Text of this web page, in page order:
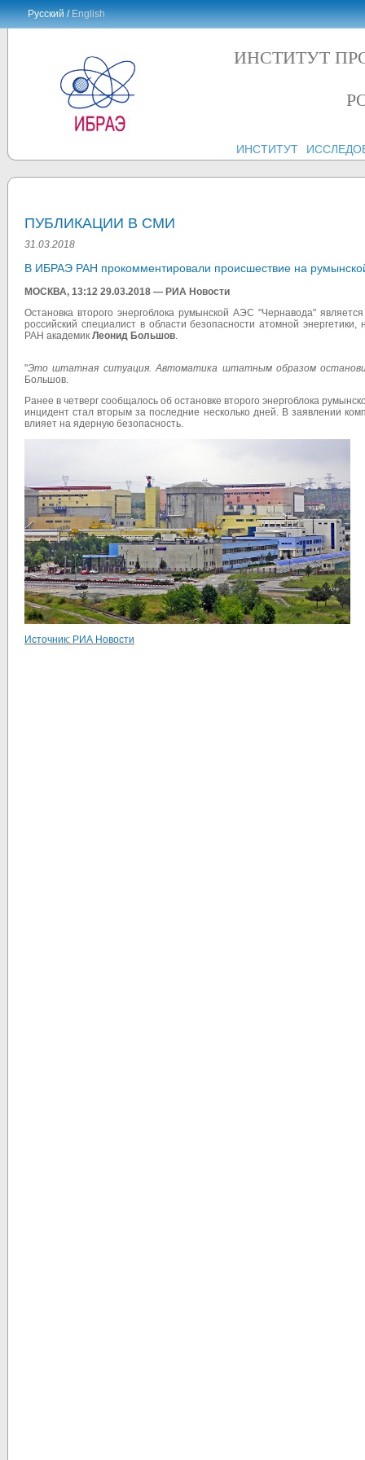
Русский /English
ИНСТИТУТ
ИНСТИТУТ
ПУБЛИКАЦИИ В СМИ
31.03.2018
В ИБРАЭ РАН прокомментировали происшествие на
МОСКВА, 13:12 29.03.2018 — РИА Новости
Остановка второго энергоблока румынской АЭС "Чернавода"
российский специалист в области безопасности атомной
РАН академик Леонид Большов.
"Это штатная ситуация. Автоматика штатным образом
Большов.
Ранее в четверг сообщалось об остановке второго энергоблока
инцидент стал вторым за последние несколько дней. В заявлении
влияет на ядерную безопасность.
Источник: РИА Новости